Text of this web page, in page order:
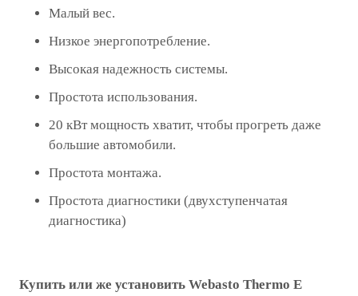
Малый вес.
Низкое энергопотребление.
Высокая надежность системы.
Простота использования.
20 кВт мощность хватит, чтобы прогреть даже
большие автомобили.
Простота монтажа.
Простота диагностики (двухступенчатая
диагностика)
Купить или же установить Webasto Thermo E